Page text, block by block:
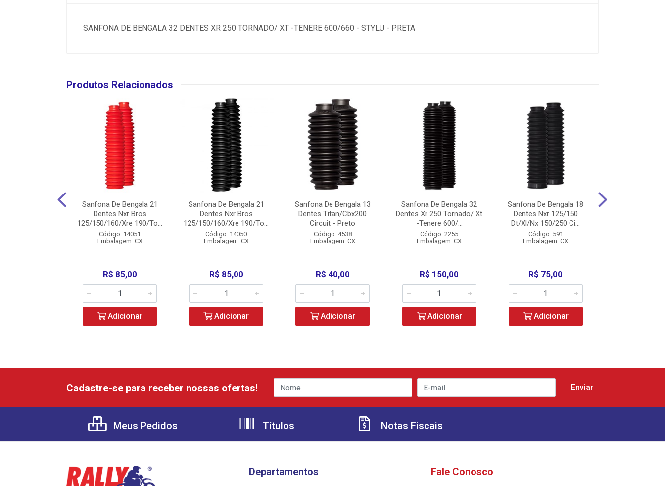
SANFONA DE BENGALA 32 DENTES XR 250 TORNADO/ XT -TENERE 600/660 - STYLU - PRETA
Produtos Relacionados
Sanfona De Bengala 21
Dentes Nxr Bros
125/150/160/Xre 190/To...
Código: 14051
Embalagem: CX
R$ 85,00
Adicionar
Sanfona De Bengala 21
Dentes Nxr Bros
125/150/160/Xre 190/To...
Código: 14050
Embalagem: CX
R$ 85,00
Adicionar
Sanfona De Bengala 13
Dentes Titan/Cbx200
Circuit - Preto
Código: 4538
Embalagem: CX
R$ 40,00
Adicionar
Sanfona De Bengala 32
Dentes Xr 250 Tornado/ Xt
-Tenere 600/...
Código: 2255
Embalagem: CX
R$ 150,00
Adicionar
Sanfona De Bengala 18
Dentes Nxr 125/150
Dt/Xl/Nx 150/250 Ci...
Código: 591
Embalagem: CX
R$ 75,00
Adicionar
Cadastre-se para receber nossas ofertas!
Meus Pedidos Títulos Notas Fiscais
Departamentos Fale Conosco